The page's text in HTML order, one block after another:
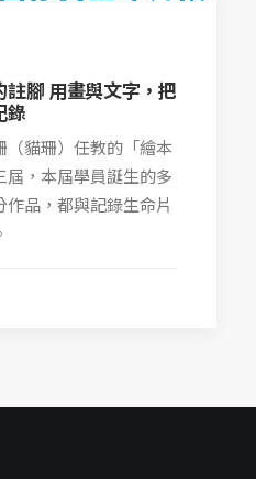
腳 用畫與文字，把
錄
（貓珊）任教的「繪本
，本屆學員誕生的多
品，都與記錄生命片